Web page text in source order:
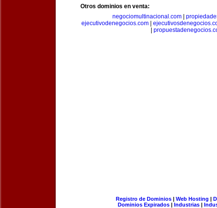
Otros dominios en venta:
negociomultinacional.com
ejecutivodenegocios.com|
Registro de Dominios| Web Hosting |
Dominios Expirados | Industrias |